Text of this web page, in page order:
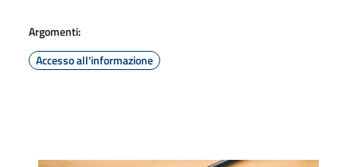
Argomenti:
Accesso all'informazione